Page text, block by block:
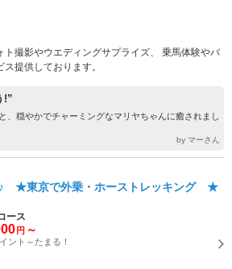
ト撮影やウエディングサプライズ、 乗馬体験やバ
提供しております。
!”
、穏やかでチャーミングなマリヤちゃんに癒されまし
by マーさん
★東京で外乗・ホーストレッキング ★
ース
円 ～
ント～たまる！